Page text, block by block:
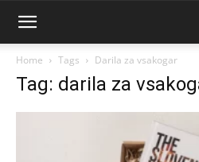
Home Tags Darila za vsakogar
Tag: darila za